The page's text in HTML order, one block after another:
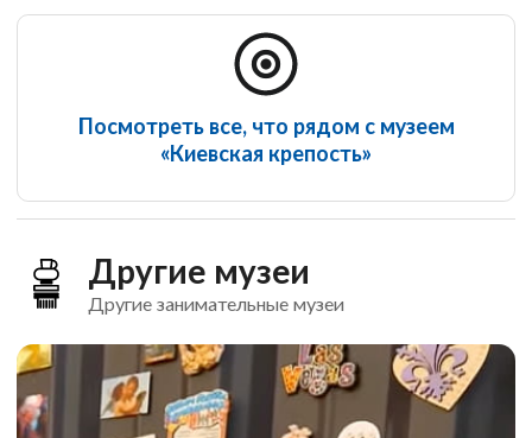
Посмотреть все, что рядом с музеем
«Киевская крепость»
Другие музеи
Другие занимательные музеи